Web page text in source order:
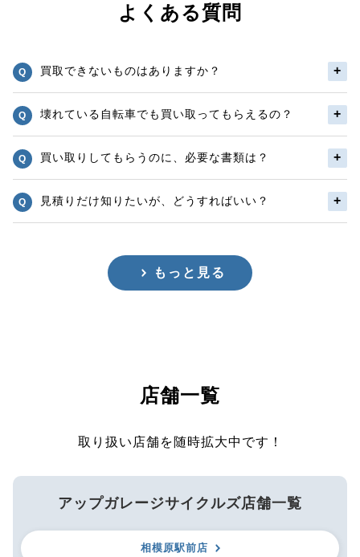
よくある質問
買取できないものはありますか？
壊れている自転車でも買い取ってもらえるの？
買い取りしてもらうのに、必要な書類は？
見積りだけ知りたいが、どうすればいい？
もっと見る
店舗一覧
取り扱い店舗を随時拡大中です！
アップガレージサイクルズ店舗一覧
相模原駅前店